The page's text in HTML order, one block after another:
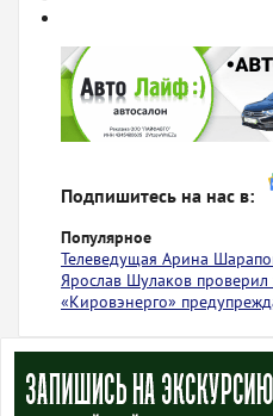
Подпишитесь на нас в:
Популярное
Телеведущая Арина
Ярослав Шулаков
«Кировэнерго»